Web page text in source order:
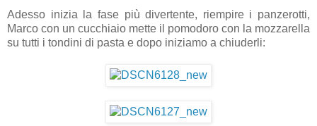
Adesso inizia la fase più divertente, riempire i panzerotti,
Marco con un cucchiaio mette il pomodoro con la mozzarella
su tutti i tondini di pasta e dopo iniziamo a chiuderli: